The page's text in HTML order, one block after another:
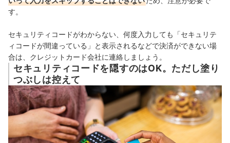
す。
セキュリティコードがわからない、何度入力しても「セキュリテ
ィコードが間違っている」と表示されるなどで決済ができない場
合は、クレジットカード会社に連絡しましょう。
セキュリティコードを隠すのはOK。ただし塗り
つぶしは控えて